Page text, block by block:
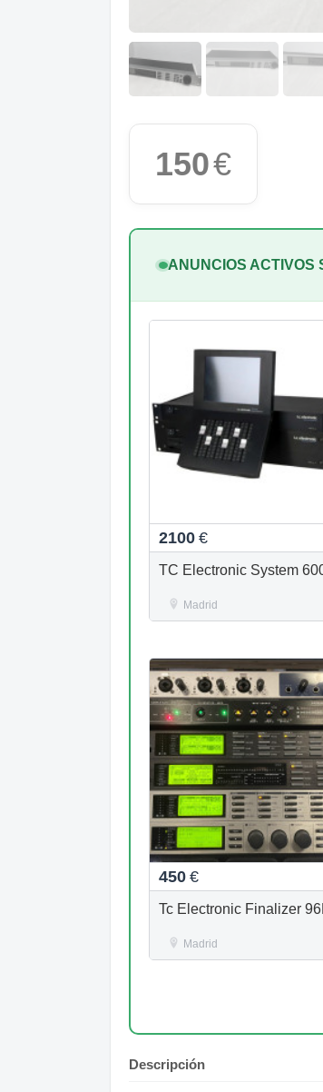
150€
ANUNCIOS ACTIVOS
2100 €
TC Electronic System
Madrid
450 €
Tc Electronic Finalizer
Madrid
Descripción